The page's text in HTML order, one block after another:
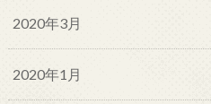
2020年3月
2020年1月